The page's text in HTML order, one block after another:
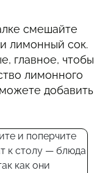
смешайте
лимонный сок.
главное, чтобы
лимонного
добавить